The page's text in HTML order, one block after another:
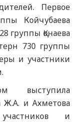
Первое
Койчубаева
группы Қонаева
730 группы
и участники
выступила
Ж.А. и Ахметова
и